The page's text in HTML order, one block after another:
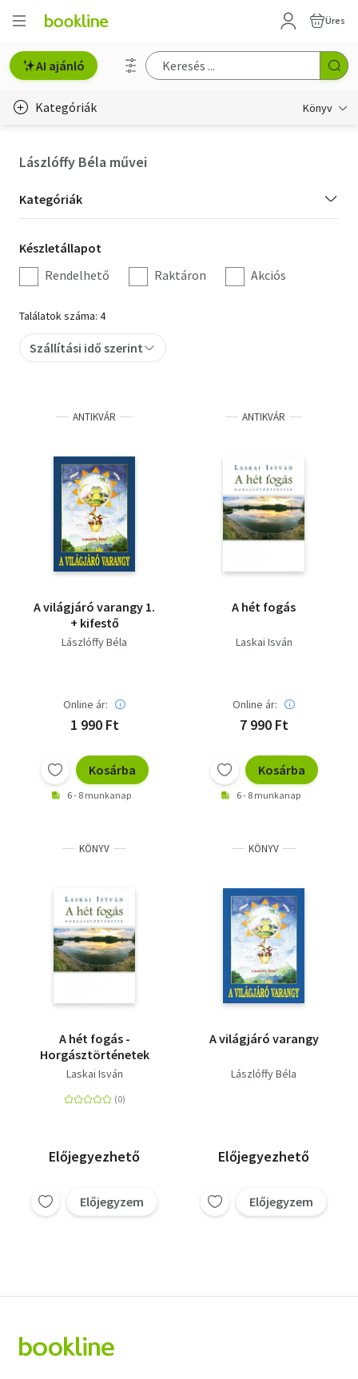
Üres
AI ajánló
Kategóriák Könyv
Hobbi, szabadidő
Irodalom
Művészet
Szakkönyv
Tankönyv, segédkönyv
Társadalomtudomány
Természettudomány
Történelem
Lászlóffy Béla művei
Kategória
szűrés
Kategóriák
Készletállapot
szűrés
Készletállapot
Rendelhető
Raktáron Akciós
Találatok száma: 4
Szállítási idő szerint
ANTIKVÁR
A világjáró varangy 1.
+ kifestő
Lászlóffy Béla
Online ár:
1 990 Ft
Kosárba
6 - 8 munkanap
ANTIKVÁR
A hét fogás
Laskai Isván
Online ár:
7 990 Ft
Kosárba
6 - 8 munkanap
KÖNYV
A hét fogás -
Horgásztörténetek
Laskai Isván
Előjegyezhető
Előjegyzem
KÖNYV
A világjáró varangy
Lászlóffy Béla
Előjegyezhető
Előjegyzem